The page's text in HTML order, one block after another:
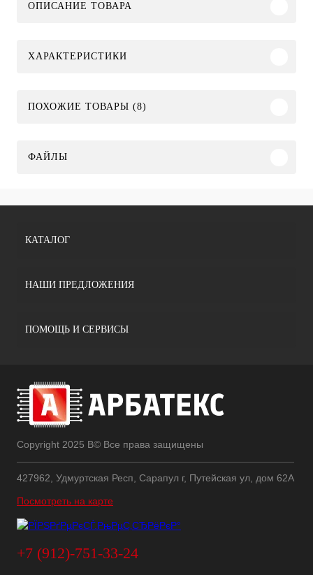
ОПИСАНИЕ ТОВАРА
ХАРАКТЕРИСТИКИ
ПОХОЖИЕ ТОВАРЫ (8)
ФАЙЛЫ
КАТАЛОГ
НАШИ ПРЕДЛОЖЕНИЯ
ПОМОЩЬ И СЕРВИСЫ
Copyright 2025 В© Все права защищены
427962, Удмуртская Респ, Сарапул г, Путейская ул, дом 62А
Посмотреть на карте
+7 (912)-751-33-24